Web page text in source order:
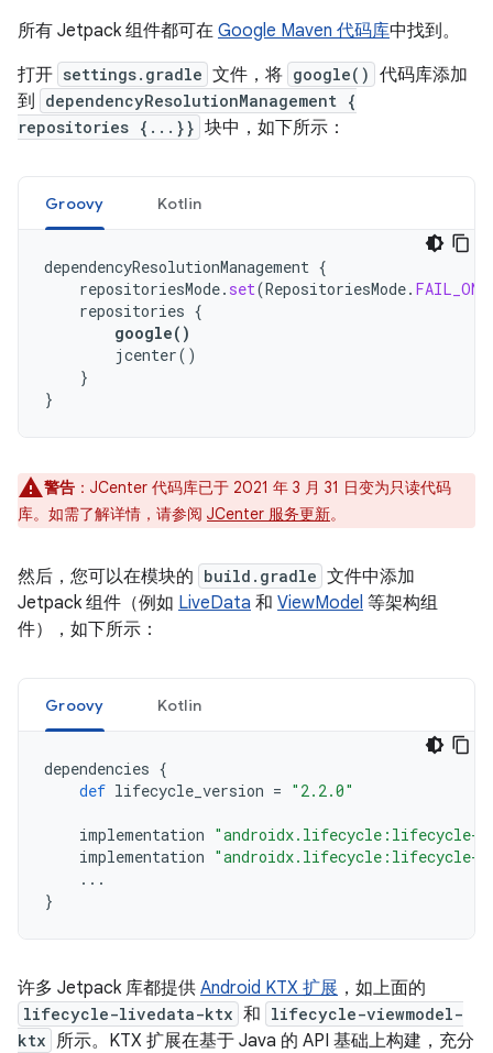
所有 Jetpack 组件都可在 Google Maven 代码库中找到。
打开 settings.gradle 文件，将 google() 代码库添加
到
dependencyResolutionManagement {
repositories {...}} 块中，如下所示：
Groovy Kotlin
dependencyResolutionManagement {
repositoriesMode. set(RepositoriesMode.
repositories {
google()
jcenter()
}
}
警告 ：JCenter 代码库已于 2021 年 3 月 31 日变为只读代码
库。如需了解详情，请参阅 JCenter 服务更新。
然后，您可以在模块的 build.gradle 文件中添加
Jetpack 组件（例如 LiveData 和 ViewModel 等架构组
件），如下所示：
Groovy Kotlin
dependencies {
def lifecycle_version = "2.2.0"
implementation "androidx.lifecycle:lifecycle-
implementation "androidx.lifecycle:lifecycle-
...
}
许多 Jetpack 库都提供 Android KTX 扩展 ，如上面的
lifecycle-livedata-ktx 和 lifecycle-viewmodel-
ktx 所示。KTX 扩展在基于 Java 的 API 基础上构建，充分